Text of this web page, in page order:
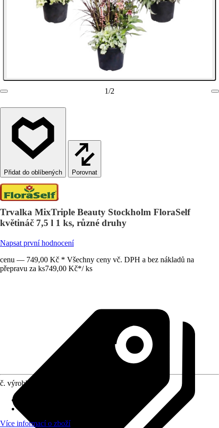
1/2
Porovnat
Trvalka MixTriple Beauty Stockholm FloraSelf
květináč 7,5 l 1 ks, různé druhy
Napsat první hodnocení
cenu — 749,00 Kč * Všechny ceny vč. DPH a bez nákladů na
přepravu za ks749,00 Kč*/ ks
č. výrobku
Více informací o zboží